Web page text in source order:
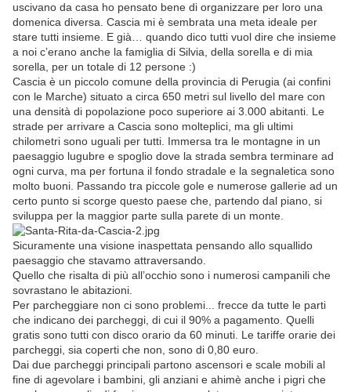
uscivano da casa ho pensato bene di organizzare per loro una
domenica diversa. Cascia mi è sembrata una meta ideale per
stare tutti insieme. E già… quando dico tutti vuol dire che insieme
a noi c’erano anche la famiglia di Silvia, della sorella e di mia
sorella, per un totale di 12 persone :)
Cascia è un piccolo comune della provincia di Perugia (ai confini
con le Marche) situato a circa 650 metri sul livello del mare con
una densità di popolazione poco superiore ai 3.000 abitanti. Le
strade per arrivare a Cascia sono molteplici, ma gli ultimi
chilometri sono uguali per tutti. Immersa tra le montagne in un
paesaggio lugubre e spoglio dove la strada sembra terminare ad
ogni curva, ma per fortuna il fondo stradale e la segnaletica sono
molto buoni. Passando tra piccole gole e numerose gallerie ad un
certo punto si scorge questo paese che, partendo dal piano, si
sviluppa per la maggior parte sulla parete di un monte.
Sicuramente una visione inaspettata pensando allo squallido
paesaggio che stavamo attraversando.
Quello che risalta di più all’occhio sono i numerosi campanili che
sovrastano le abitazioni.
Per parcheggiare non ci sono problemi... frecce da tutte le parti
che indicano dei parcheggi, di cui il 90% a pagamento. Quelli
gratis sono tutti con disco orario da 60 minuti. Le tariffe orarie dei
parcheggi, sia coperti che non, sono di 0,80 euro.
Dai due parcheggi principali partono ascensori e scale mobili al
fine di agevolare i bambini, gli anziani e ahimè anche i pigri che